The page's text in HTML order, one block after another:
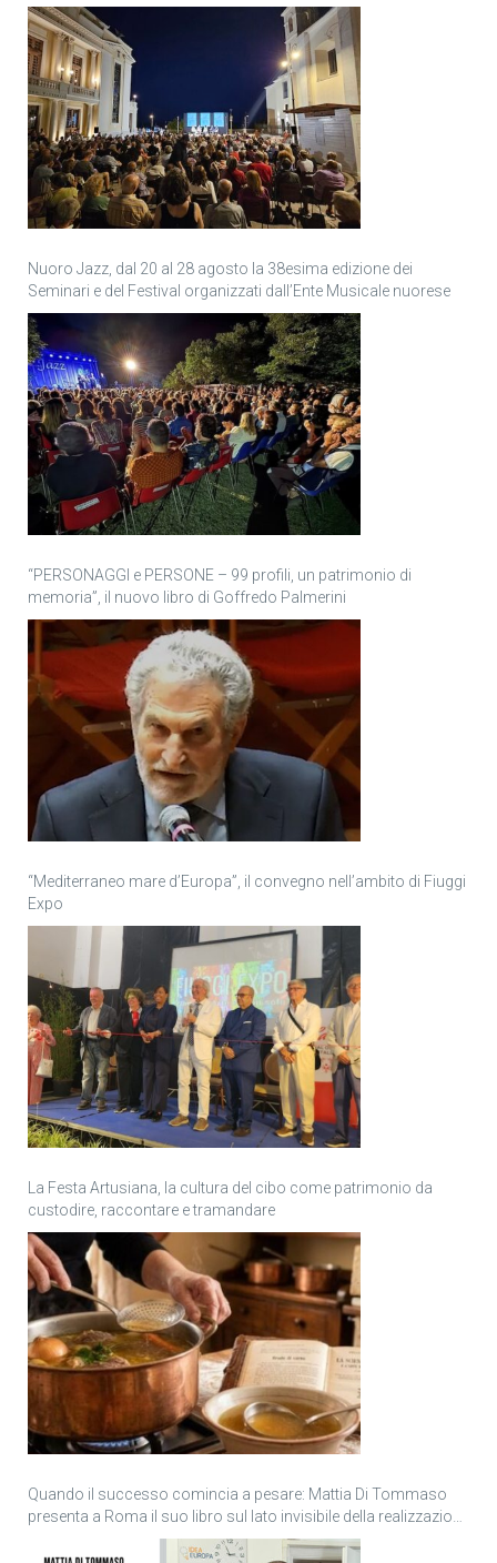
Nuoro Jazz, dal 20 al 28 agosto la 38esima edizione dei
Seminari e del Festival organizzati dall’Ente Musicale nuorese
“PERSONAGGI e PERSONE – 99 profili, un patrimonio di
memoria”, il nuovo libro di Goffredo Palmerini
“Mediterraneo mare d’Europa”, il convegno nell’ambito di Fiuggi
Expo
La Festa Artusiana, la cultura del cibo come patrimonio da
custodire, raccontare e tramandare
Quando il successo comincia a pesare: Mattia Di Tommaso
presenta a Roma il suo libro sul lato invisibile della realizzazione